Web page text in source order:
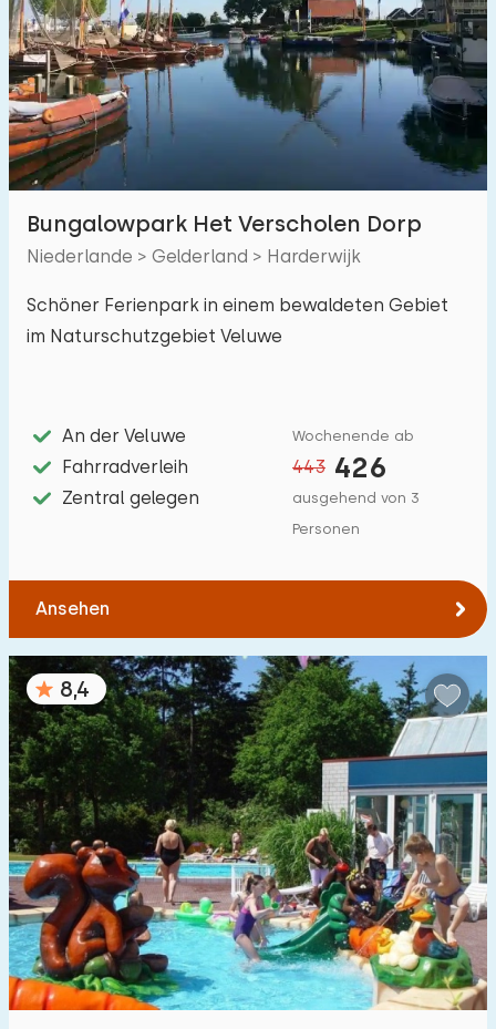
Schwimmbad 5
Eingezäunter Garten 3
Haustierfrei 5
Fahrradschuppen
Ladestation Auto 4
Budget
Entfernungen
Von Harderwijk
Zum Meer
2 5 10 20
Zum Wald(max. km):
1 2 5 10 20
Zum Wasser (max. km):
1 2 5 10 20
Zu öffentlichen Verkehrsmitteln(max. km):
0,2 0,5 1 2 5
Bungalowpark Het Verscholen Dorp
Niederlande > Gelderland > Harderwijk
Schöner Ferienpark in einem bewaldeten Gebiet
im Naturschutzgebiet Veluwe
An der Veluwe
Fahrradverleih
Zentral gelegen
Wochenende ab
443 426
ausgehend von 3
Personen
Ansehen
8,4